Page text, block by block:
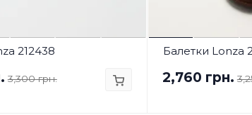
212438
3,300 грн.
Балетки Lonza
2,760 грн.